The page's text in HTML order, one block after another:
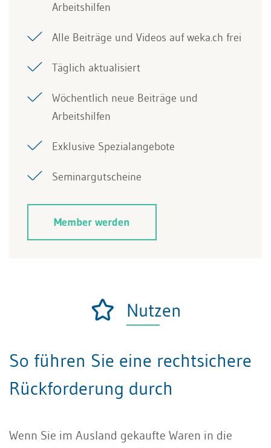
Arbeitshilfen
Alle Beiträge und Videos auf weka.ch frei
Täglich aktualisiert
Wöchentlich neue Beiträge und
Arbeitshilfen
Exklusive Spezialangebote
Seminargutscheine
Member werden
Nutzen
So führen Sie eine rechtsichere
Rückforderung durch
Wenn Sie im Ausland gekaufte Waren in die